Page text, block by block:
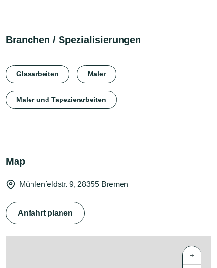
Branchen / Spezialisierungen
Glasarbeiten Maler
Maler und Tapezierarbeiten
Map
Mühlenfeldstr. 9, 28355 Bremen
Anfahrt planen
+